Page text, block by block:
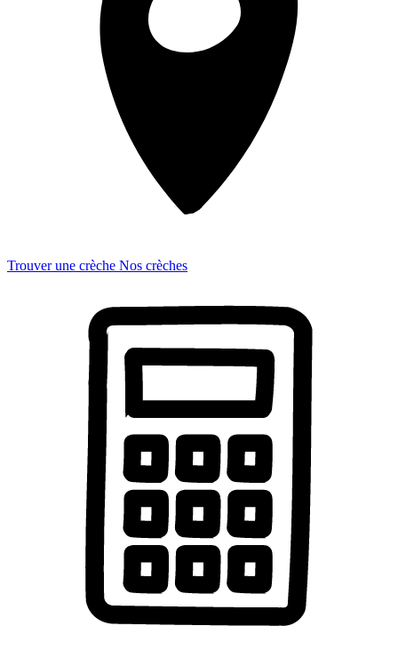
Trouver une crèche Nos crèches